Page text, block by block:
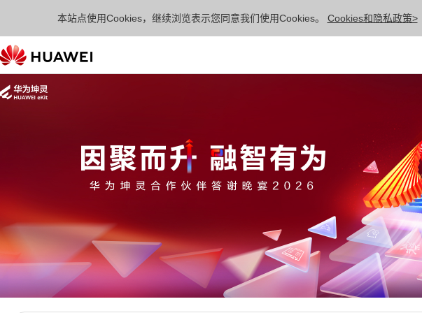
本站点使用Cookies，继续浏览表示您同意我们使用Cookies。 Cookies和隐私政策>